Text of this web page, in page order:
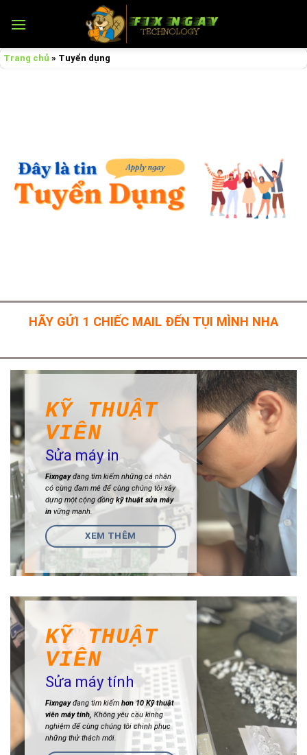
Trang chủ » Tuyển dụng
HÃY GỬI 1 CHIẾC MAIL ĐẾN TỤI MÌNH NHA
KỸ THUẬT
VIÊN
Sửa máy in
Fixngayđang tìm kiếm những cá nhân
có cùng đam mê để cùng chúng tôi xây
dựng một cộng đồngkỹ thuật sửa máy
invững mạnh.
XEM THÊM
KỸ THUẬT
VIÊN
Sửa máy tính
Fixngayđang tìm kiếm hơn 10 Kỹ thuật
viên máy tính, Không yêu cầu kinhg
nghiệm để cùng chúng tôi chinh phục
những thử thách mới.